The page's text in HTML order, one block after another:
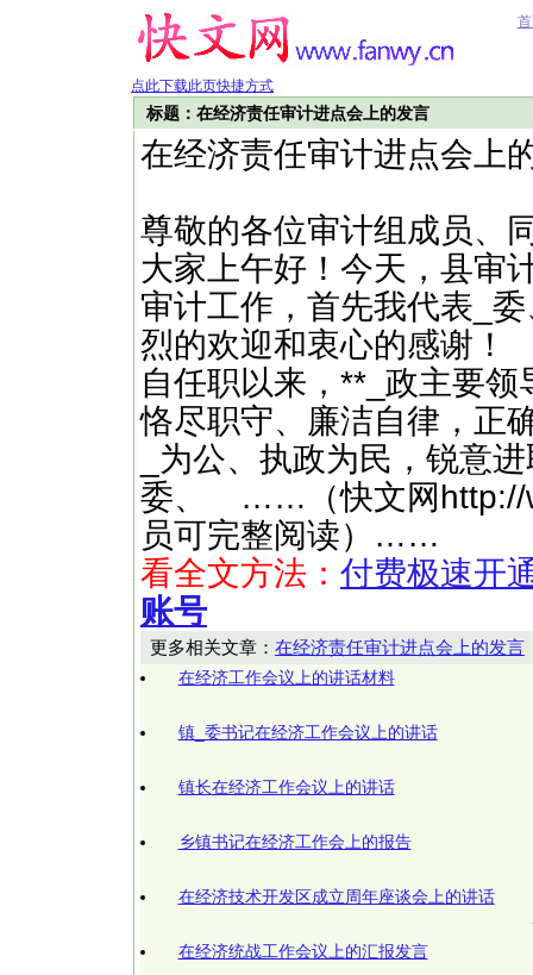
点此下载此页快捷方式
标题：在经济责任审计进点会上的发言
在经济责任审计进点会上
尊敬的各位审计组成员、
大家上午好！今天，县审
审计工作，首先我代表_
烈的欢迎和衷心的感谢！
自任职以来，**_政主要
恪尽职守、廉洁自律，正
_为公、执政为民，锐意
委、 ……（快文网http://
员可完整阅读）……
看全文方法： 付费极速开
账号
更多相关文章： 在经济责任审计进点会上的发言
在经济工作会议上的讲话材料
镇_委书记在经济工作会议上的讲话
镇长在经济工作会议上的讲话
乡镇书记在经济工作会上的报告
在经济技术开发区成立周年座谈会上的讲话
在经济统战工作会议上的汇报发言